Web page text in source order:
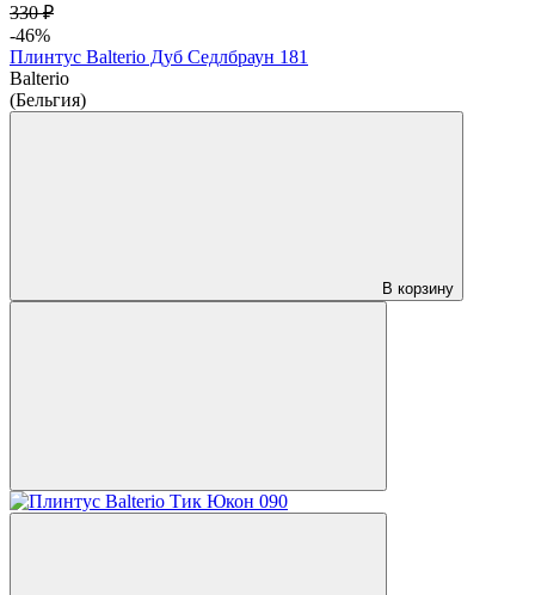
330 ₽
-46%
Плинтус Balterio Дуб Седлбраун 181
Balterio
(Бельгия)
В корзину